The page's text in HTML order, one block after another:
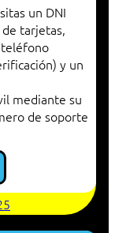
un DNI
tarjetas,
y un
mediante su
de soporte